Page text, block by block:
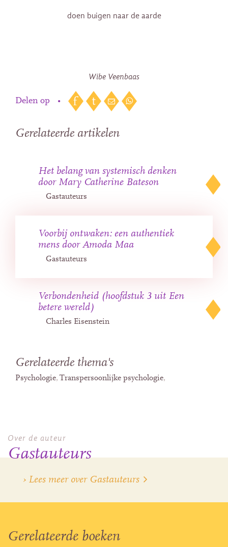
doen buigen naar de aarde
Wibe Veenbaas
Delen op •
Gerelateerde artikelen
Het belang van systemisch denken
door Mary Catherine Bateson
Gastauteurs
Voorbij ontwaken: een authentiek
mens door Amoda Maa
Gastauteurs
Verbondenheid (hoofdstuk 3 uit Een
betere wereld)
Charles Eisenstein
Gerelateerde thema's
Psychologie Transpersoonlijke psychologie
Over de auteur
Gastauteurs
› Lees meer over Gastauteurs
Gerelateerde boeken